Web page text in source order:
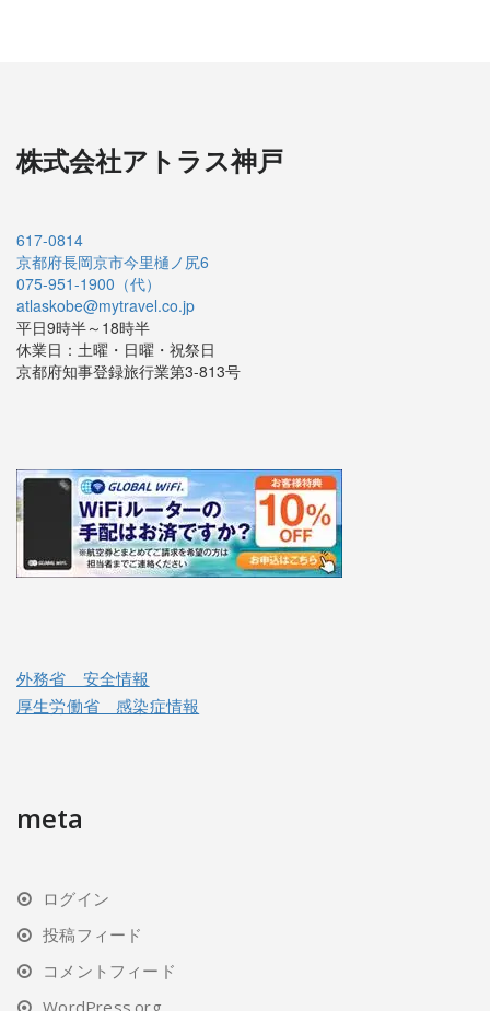
株式会社アトラス神戸
617-0814
京都府長岡京市今里樋ノ尻6
075-951-1900（代）
atlaskobe@mytravel.co.jp
平日9時半～18時半
休業日：土曜・日曜・祝祭日
京都府知事登録旅行業第3-813号
外務省 安全情報
厚生労働省 感染症情報
meta
ログイン
投稿フィード
コメントフィード
WordPress.org